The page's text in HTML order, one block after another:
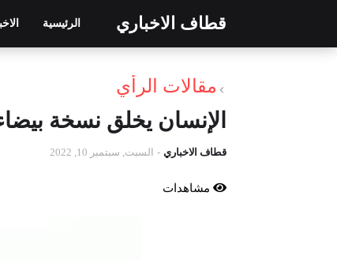
قطاف الاخباري الرئيسية
مقالات الرأي
الإنسان يخلق نسخة
قطاف الاخباري - السبت, سبتمبر 10, 2022
مشاهدات